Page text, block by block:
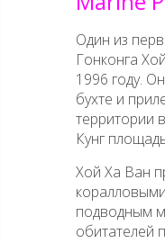
Один из
Гонконга
1996 году.
бухте и
территории
Кунг
Хой Ха Ван
подводным
обитателей